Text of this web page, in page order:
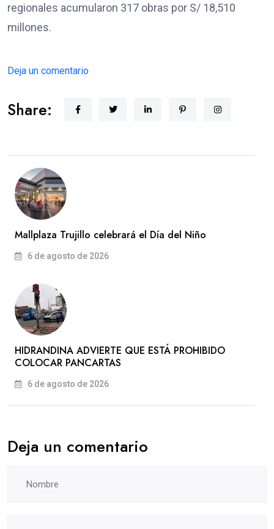
regionales acumularon 317 obras por S/ 18,510
millones.
Deja un comentario
Share:
Mallplaza Trujillo celebrará el Día del Niño
6 de agosto de 2026
HIDRANDINA ADVIERTE QUE ESTÁ PROHIBIDO
COLOCAR PANCARTAS
6 de agosto de 2026
Deja un comentario